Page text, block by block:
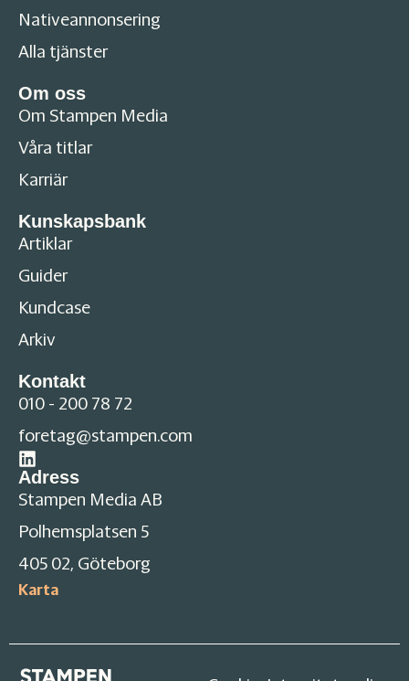
Nativeannonsering
Alla tjänster
Om oss
Om Stampen Media
Våra titlar
Karriär
Kunskapsbank
Artiklar
Guider
Kundcase
Arkiv
Kontakt
010 - 200 78 72
foretag@stampen.com
Adress
Stampen Media AB
Polhemsplatsen 5
405 02, Göteborg
Karta